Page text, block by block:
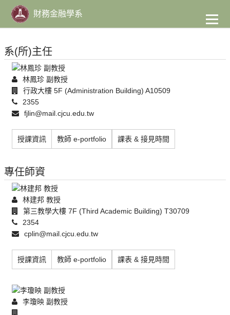
主
要
容
財務金融學系
系(所)主任
林鳳珍 副教授
行政大樓 5F (Administration Building) A10509
2355
fjlin@mail.cjcu.edu.tw
授課資訊 教師 e-portfolio 課表 & 接見時間
專任師資
林建邦 教授
第三教學大樓 7F (Third Academic Building) T30709
2354
cplin@mail.cjcu.edu.tw
授課資訊 教師 e-portfolio 課表 & 接見時間
李瓊映 副教授